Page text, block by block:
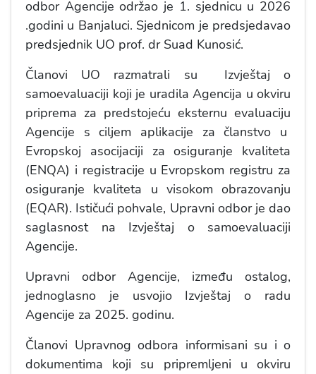
odbor Agencije održao je 1. sjednicu u 2026
.godini u Banjaluci. Sjednicom je predsjedavao
predsjednik UO prof. dr Suad Kunosić.
Članovi UO razmatrali su Izvještaj o
samoevaluaciji koji je uradila Agencija u okviru
priprema za predstojeću eksternu evaluaciju
Agencije s ciljem aplikacije za članstvo u
Evropskoj asocijaciji za osiguranje kvaliteta
(ENQA) i registracije u Evropskom registru za
osiguranje kvaliteta u visokom obrazovanju
(EQAR). Ističući pohvale, Upravni odbor je dao
saglasnost na Izvještaj o samoevaluaciji
Agencije.
Upravni odbor Agencije, između ostalog,
jednoglasno je usvojio Izvještaj o radu
Agencije za 2025. godinu.
Članovi Upravnog odbora informisani su i o
dokumentima koji su pripremljeni u okviru